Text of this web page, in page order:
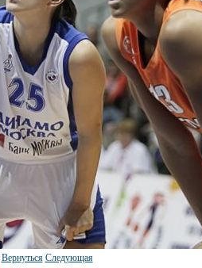
Вернуться Следующая